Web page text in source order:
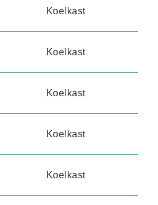
Koelkast
Koelkast
Koelkast
Koelkast
Koelkast